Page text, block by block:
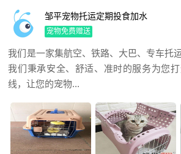
邹平宠物托运定期投食加水
宠物免费赠送
我们是一家集航空、铁路、大巴、专车托
我们秉承安全、舒适、准时的服务为您
线，让您的宠物...